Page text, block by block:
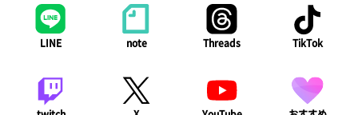
LINE note Threads TikTok